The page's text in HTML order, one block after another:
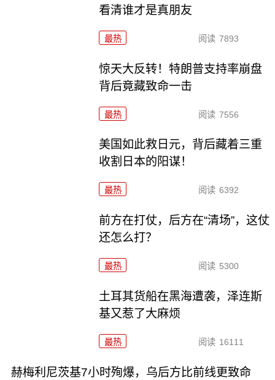
看清谁才是真朋友
最热 阅读 7893
惊天大反转！特朗普支持率崩盘
背后竟藏致命一击
最热 阅读 7556
美国如此救日元，背后藏着三重
收割日本的阳谋！
最热 阅读 6392
前方在打仗，后方在“清场”，这仗
还怎么打？
最热 阅读 5300
土耳其货船在黑海遭袭，泽连斯
基又惹了大麻烦
最热 阅读 16111
赫梅利尼茨基7小时殉爆，乌后方比前线更致命